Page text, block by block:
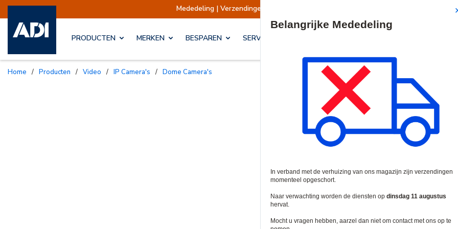
Mededeling | Verzendingen opgeschort Verzendingen worden op dinsdag 11
PRODUCTEN MERKEN BESPAREN SERVICES & OPLOSSINGEN
Home / Producten / Video / IP Camera's / Dome Camera's